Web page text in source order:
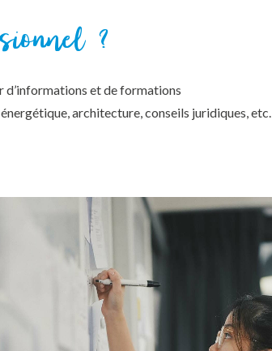
?
d’informations et de formations
architecture, conseils juridiques, etc.